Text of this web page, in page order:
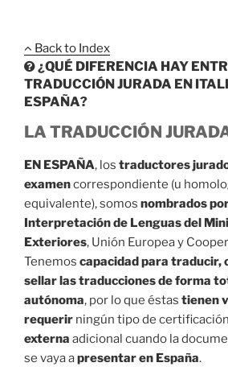
Back to Index
¿QUÉ DIFERENCIA HAY
TRADUCCIÓN JURADA EN
ESPAÑA?
LA TRADUCCIÓN
EN ESPAÑA, los traductores
examencorrespondiente (u
equivalente), somos nombrados
Interpretación de Lenguas del
Exteriores, Unión Europea y
Tenemos capacidad para
sellar las traducciones de forma
autónoma, por lo que éstas tienen
requerir ningún tipo de
externa adicional cuando la
se vaya apresentar en España.